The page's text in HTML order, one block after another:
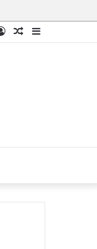
Barra
Artigo
Entrar